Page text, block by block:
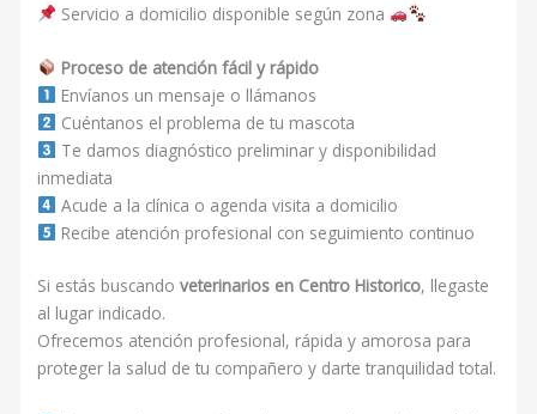
Servicio a domicilio disponible según zona
Proceso de atención fácil y rápido
Envíanos un mensaje o llámanos
Cuéntanos el problema de tu mascota
Te damos diagnóstico preliminar y disponibilidad
inmediata
Acude a la clínica o agenda visita a domicilio
Recibe atención profesional con seguimiento continuo
Si estás buscandoveterinarios en Centro Historico, llegaste
al lugar indicado.
Ofrecemos atención profesional, rápida y amorosa para
proteger la salud de tu compañero y darte tranquilidad total.